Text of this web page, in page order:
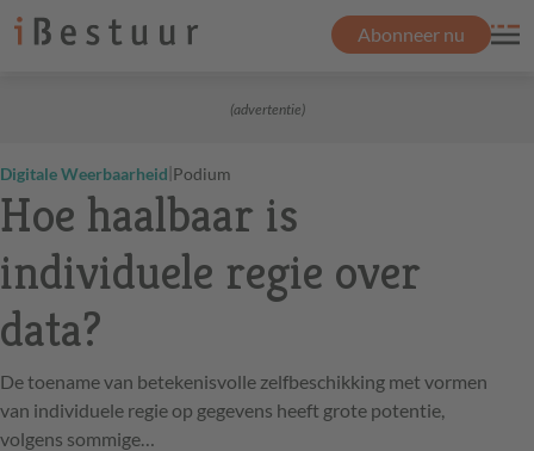
Abonneer nu
(advertentie)
Digitale Weerbaarheid|Podium
Hoe haalbaar is
individuele regie over
data?
De toename van betekenisvolle zelfbeschikking met vormen
van individuele regie op gegevens heeft grote potentie,
volgens sommige…